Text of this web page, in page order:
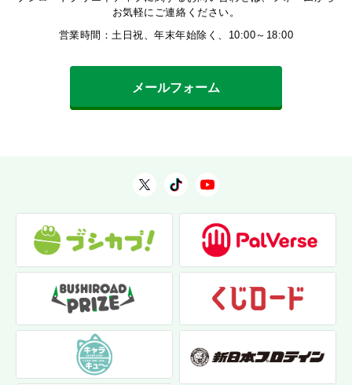
お気軽にご連絡ください。
営業時間：土日祝、年末年始除く、10:00～18:00
メールフォーム